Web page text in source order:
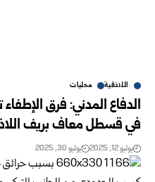
اللاذقية محليات
الدفاع المدني: فرق
في قسطل معاف بريف
يوليو 12, 2025 يوليو 30, 2025